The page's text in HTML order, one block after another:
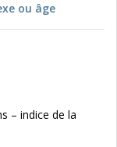
ou âge
– indice de la